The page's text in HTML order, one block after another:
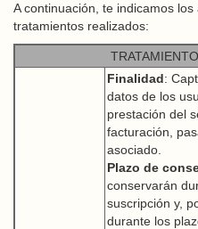
A continuación, te indicamos
tratamientos realizados:
Finalidad:
datos de los
prestación del
facturación,
asociado.
Plazo de
conservarán
suscripción y,
durante los